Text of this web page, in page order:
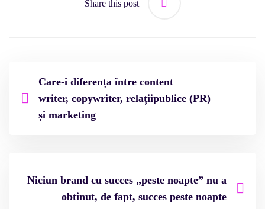
Share this post
Care-i diferența între content
writer, copywriter, relațiipublice (PR)
și marketing
Niciun brand cu succes „peste noapte” nu a
obtinut, de fapt, succes peste noapte